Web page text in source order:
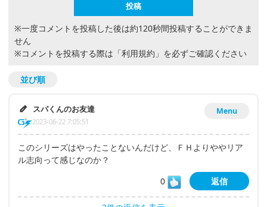
※一度コメントを投稿した後は約120秒間投稿することができま
せん
※コメントを投稿する際は 「利用規約」 を必ずご確認ください
並び順
Menu
スパくんのお友達
2023-06-22 7:05:51
このシリーズはやったことないんだけど、ＦＨよりややリア
ル志向って感じなのか？
0
返信